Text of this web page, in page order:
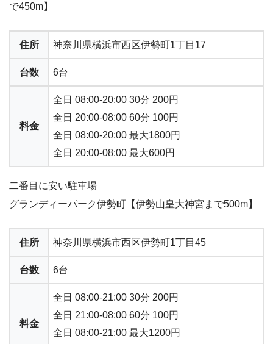
で450m】
住所 神奈川県横浜市西区伊勢町1丁目17
台数 6台
料金
全日 08:00-20:00 30分 200円
全日 20:00-08:00 60分 100円
全日 08:00-20:00 最大1800円
全日 20:00-08:00 最大600円
二番目に安い駐車場
グランディーパーク伊勢町【伊勢山皇大神宮まで500m】
住所 神奈川県横浜市西区伊勢町1丁目45
台数 6台
料金
全日 08:00-21:00 30分 200円
全日 21:00-08:00 60分 100円
全日 08:00-21:00 最大1200円